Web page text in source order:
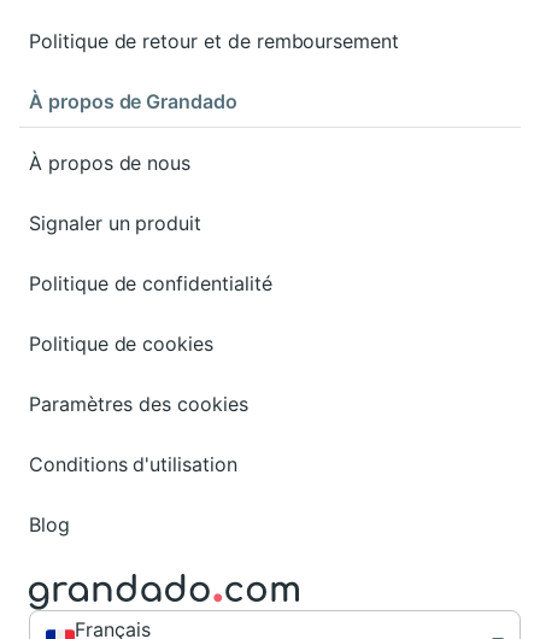
Politique de retour et de remboursement
À propos de Grandado
À propos de nous
Signaler un produit
Politique de confidentialité
Politique de cookies
Paramètres des cookies
Conditions d'utilisation
Blog
Français